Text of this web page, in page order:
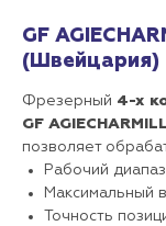
GF
(Швейцария)
Фрезерный 4-х
GF
позволяет
Рабочий
Максимальный
Точность